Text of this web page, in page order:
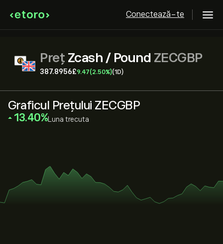
Conectează-te
Preț Zcash / Pound ZECGBP
387.8956‎£‎9.47(2.50%)(1D)
Graficul Prețului ZECGBP
‎13.40‎ Luna trecuta